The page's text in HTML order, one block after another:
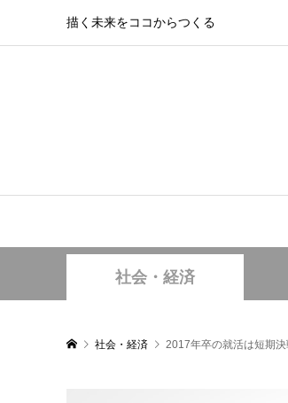
描く未来をココからつくる
社会・経済
社会・経済 2017年卒の就活は短期